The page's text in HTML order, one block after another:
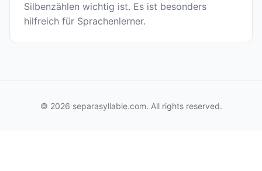
Silbenzählen wichtig ist. Es ist besonders
hilfreich für Sprachenlerner.
© 2026 separasyllable.com. All rights reserved.